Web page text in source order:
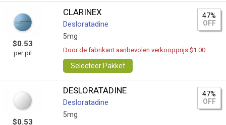
$0.53
per pil
CLARINEX
Desloratadine
5mg
47%
OFF
Door de fabrikant aanbevolen verkoopprijs $1.00
Selecteer Pakket
$0.53
DESLORATADINE
Desloratadine
5mg
47%
OFF